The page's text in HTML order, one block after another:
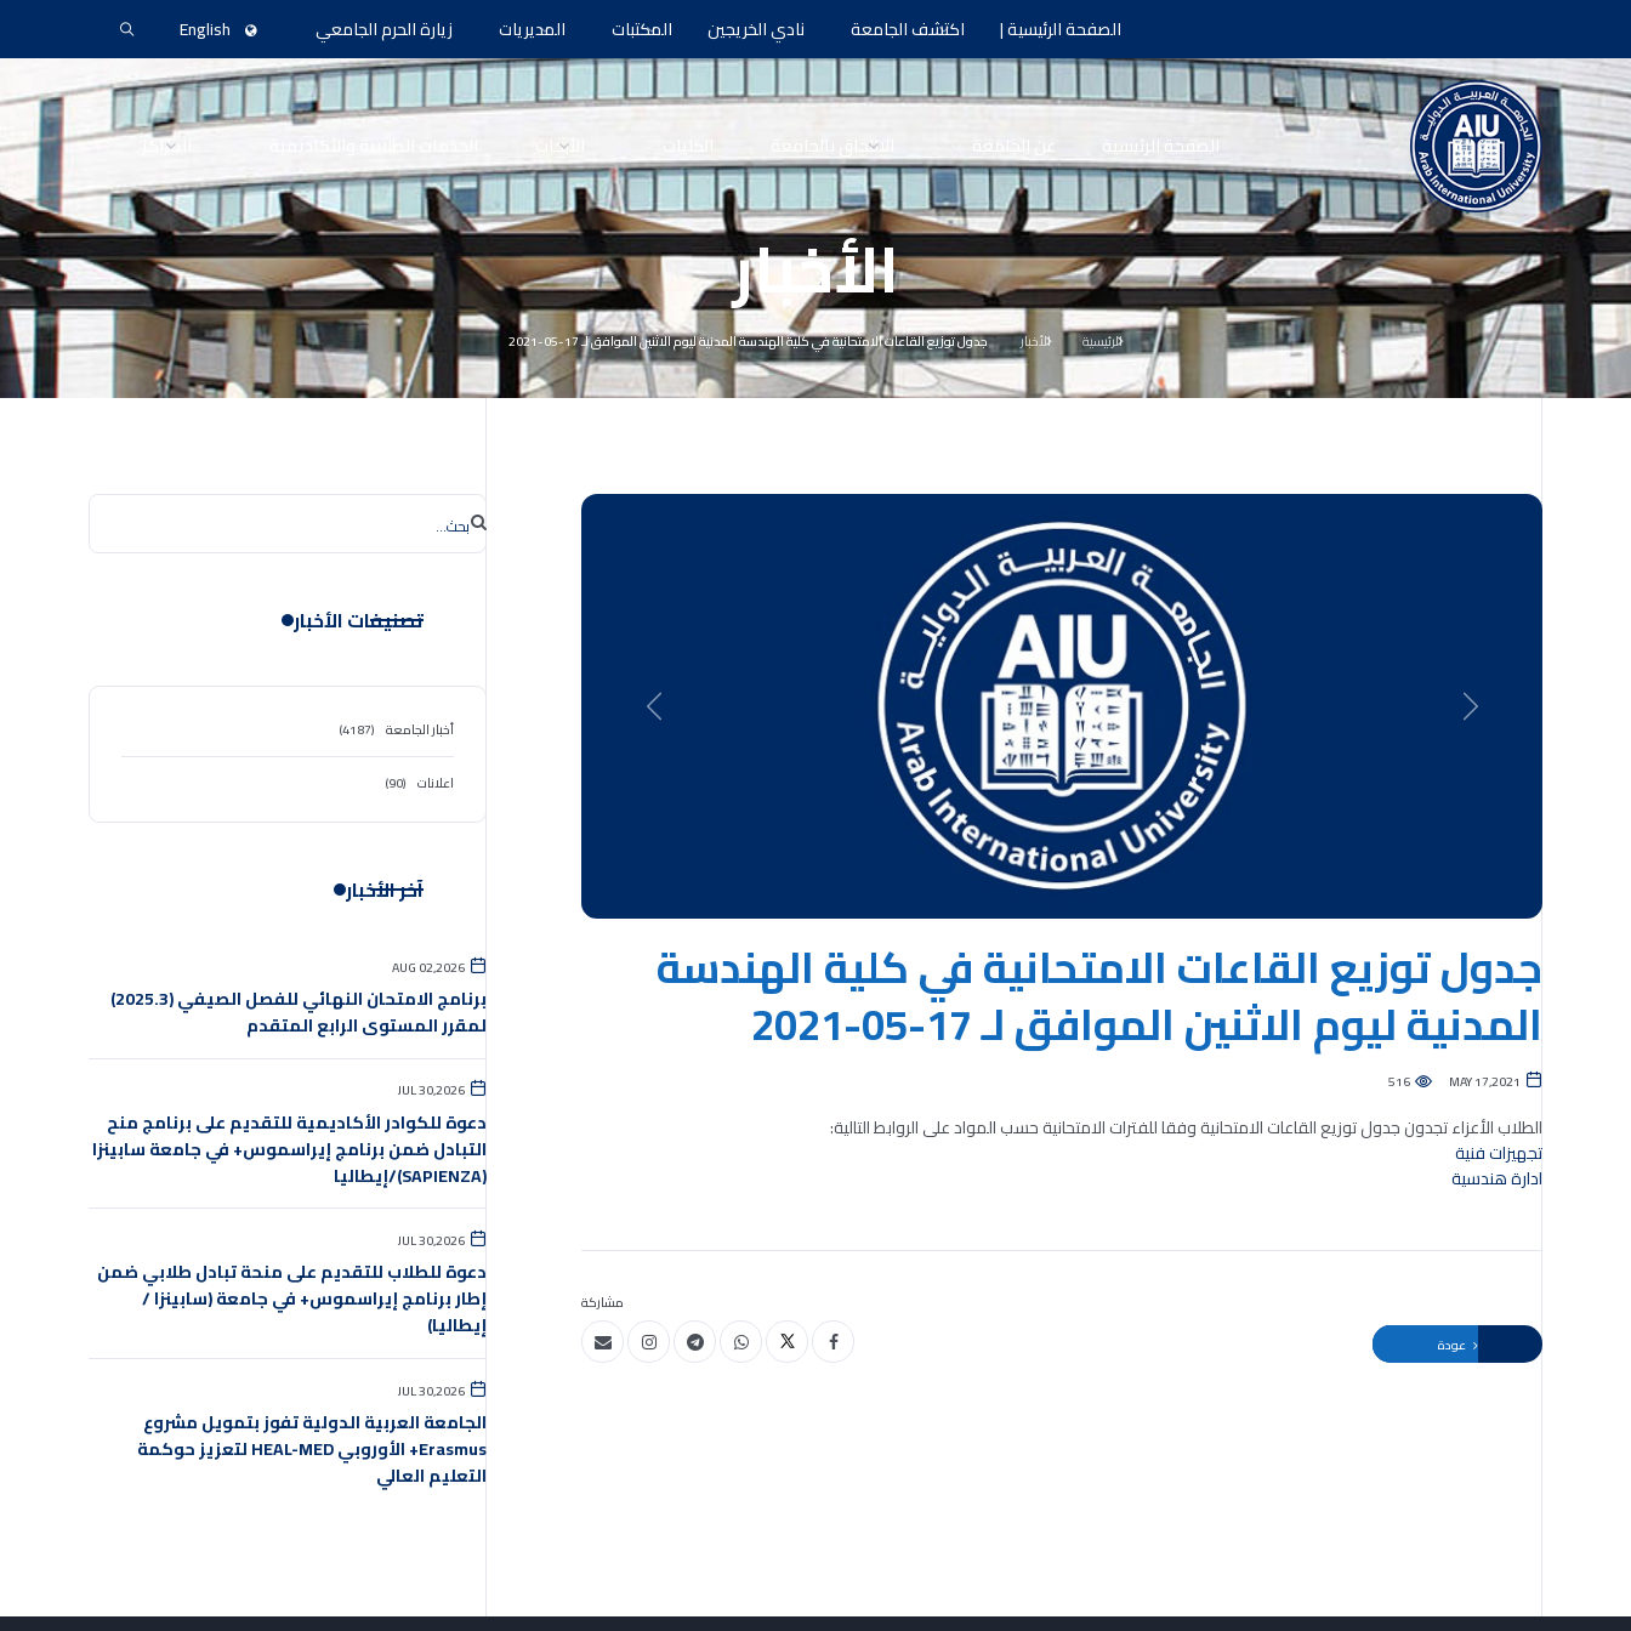
الصفحة الرئيسية | اكتشف الجامعة نادي الخريجين المكتبات المديريات زيارة الحرم الجامعي English
الصفحة الرئيسية الالتحاق بالجامعة الأبحاث المراكز
الأخبار
الرئيسية الأخبار جدول توزيع القاعات الامتحانية في كلية الهندسة المدنية ليوم الاثنين الموافق لـ 17-05-2021
Previous
Next
جدول توزيع القاعات الامتحانية في كلية الهندسة
المدنية ليوم الاثنين الموافق لـ 17-05-2021
MAY 17,2021
516
الطلاب الأعزاء تجدون جدول توزيع القاعات الامتحانية وفقا للفترات الامتحانية حسب المواد على الروابط التالية:
تجهيزات فنية
ادارة هندسية
مشاركة
تصنيفات الأخبار
أخبار الجامعة (4187)
اعلانات (90)
آخر الأخبار
AUG 02,2026
برنامج الامتحان النهائي للفصل الصيفي (2025.3)
لمقرر المستوى الرابع المتقدم
JUL 30,2026
دعوة للكوادر الأكاديمية للتقديم على برنامج منح
التبادل ضمن برنامج إيراسموس+ في جامعة سابينزا
(SAPIENZA)/إيطاليا
JUL 30,2026
دعوة للطلاب للتقديم على منحة تبادل طلابي ضمن
إطار برنامج إيراسموس+ في جامعة (سابينزا /
إيطاليا)
JUL 30,2026
الجامعة العربية الدولية تفوز بتمويل مشروع
Erasmus+ الأوروبي HEAL-MED لتعزيز حوكمة
التعليم العالي